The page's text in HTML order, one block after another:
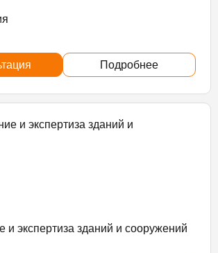
Подробнее
и экспертиза зданий и сооружений